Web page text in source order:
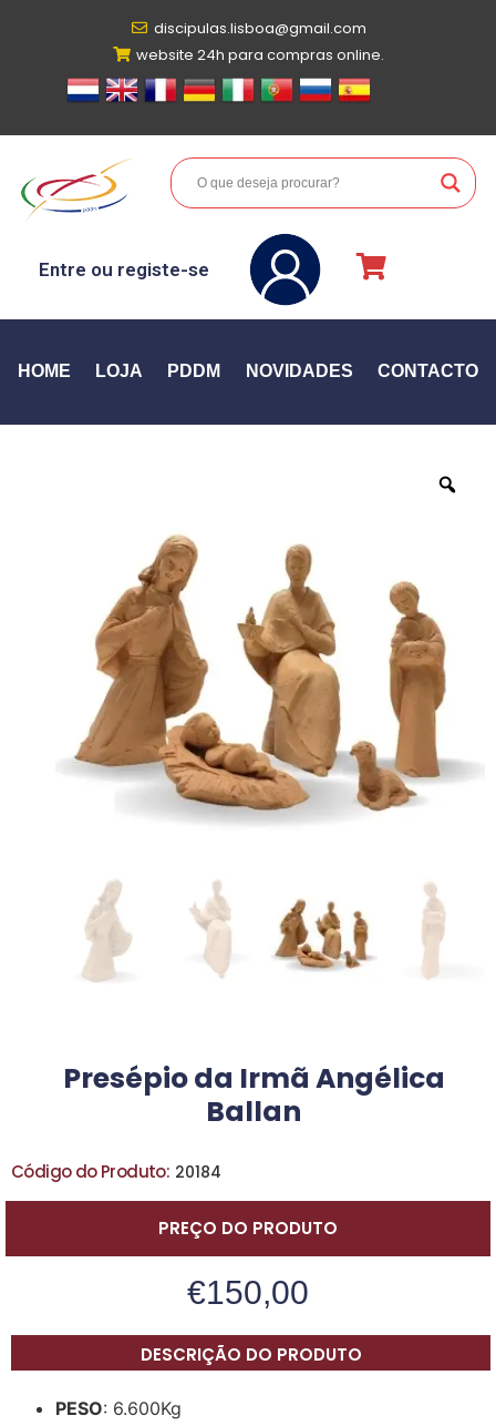
discipulas.lisboa@gmail.com
website 24h para compras online.
Entre ou registe-se
HOME LOJA PDDM NOVIDADES CONTACTO
Presépio da Irmã Angélica
Ballan
Código do Produto: 20184
PREÇO DO PRODUTO
€150,00
DESCRIÇÃO DO PRODUTO
PESO: 6.600Kg